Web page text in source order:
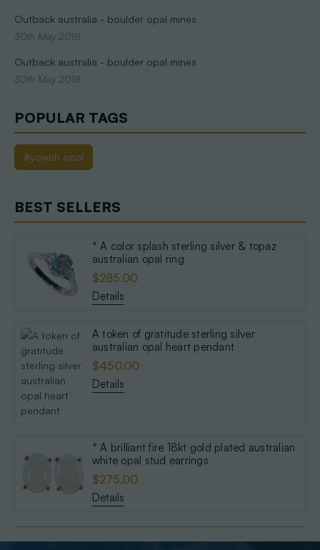
Outback australia - boulder opal mines
30th May 2018
Outback australia - boulder opal mines
30th May 2018
POPULAR TAGS
#yowah opal
BEST SELLERS
* A color splash sterling silver & topaz
australian opal ring
$285.00
Details
A token of gratitude sterling silver
australian opal heart pendant
$450.00
Details
* A brilliant fire 18kt gold plated australian
white opal stud earrings
$275.00
Details